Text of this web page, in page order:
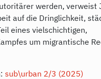
werden, verweist
auf die Dringlichkeit,
eines vielschichtigen,
um migrantische
sub\urban 2/3 (2025)